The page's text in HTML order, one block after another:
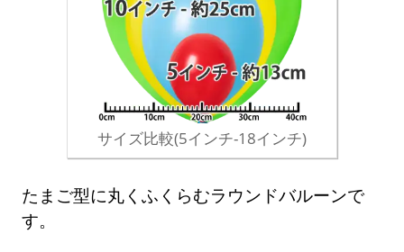
サイズ比較(5インチ-18インチ)
たまご型に丸くふくらむラウンドバルーンで
す。